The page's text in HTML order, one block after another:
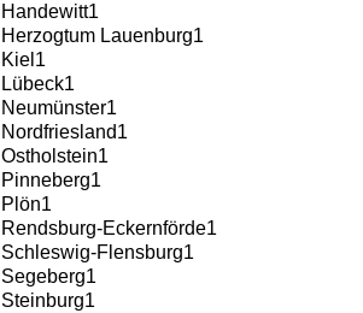
Handewitt1
Herzogtum Lauenburg1
Kiel 1
Lübeck1
Neumünster1
Nordfriesland1
Ostholstein1
Pinneberg1
Plön1
Rendsburg-Eckernförde1
Schleswig-Flensburg1
Segeberg1
Steinburg1